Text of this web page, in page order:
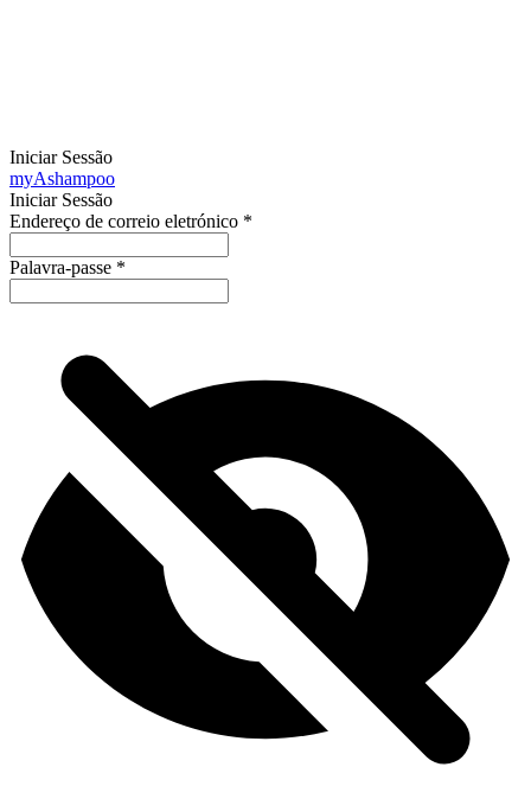
Iniciar Sessão
myAshampoo
Iniciar Sessão
Endereço de correio eletrónico *
Palavra-passe *